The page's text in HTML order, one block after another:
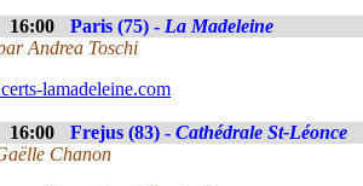
16:00 Paris (75) - La Madeleine
Andrea Toschi
lamadeleine.com
16:00 Frejus (83) - Cathédrale St-Léonce
Chanon